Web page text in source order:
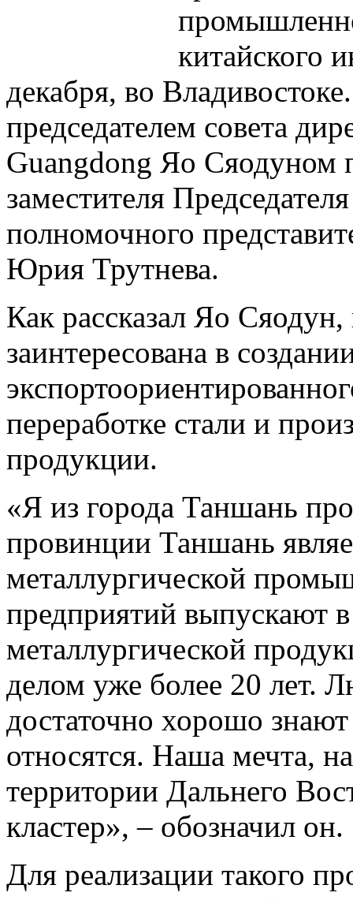
китайского
декабря, во
председателем совета
Guangdong Яо Сяодуном
заместителя
полномочного
Юрия Трутнева.
Как рассказал Яо Сяодун,
заинтересована в
переработке стали и
продукции.
«Я из города Таншань
провинции Таншань
металлургической
предприятий выпускают
металлургической
делом уже более 20 лет.
достаточно хорошо
относятся. Наша мечта,
территории Дальнего
кластер», – обозначил он.
Для реализации такого